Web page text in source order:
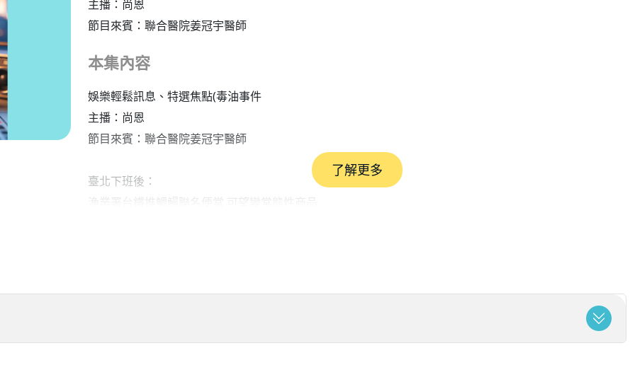
主播：尚恩
節目來賓：聯合醫院姜冠宇醫師
本集內容
娛樂輕鬆訊息、特選焦點(毒油事件
主播：尚恩
節目來賓：聯合醫院姜冠宇醫師
臺北下班後：
漁業署台鐵推鯛鰻聯名便當 可望變常態性商品
了解更多